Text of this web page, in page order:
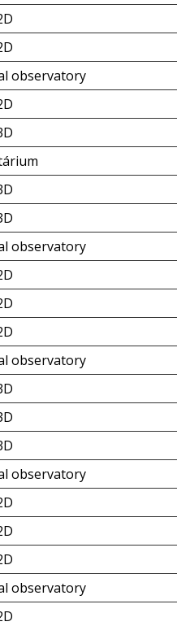
observatory
observatory
observatory
observatory
observatory